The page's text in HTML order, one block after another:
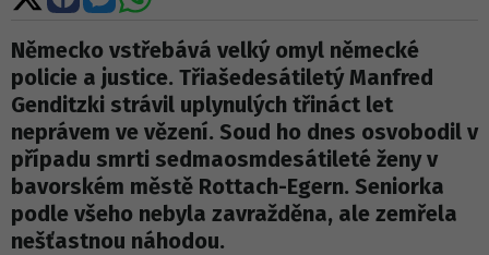
na
X
na
Facebooku
na
Messengeru
WhatsApp
Německo vstřebává velký omyl německé
policie a justice. Třiašedesátiletý Manfred
Genditzki strávil uplynulých třináct let
neprávem ve vězení. Soud ho dnes osvobodil v
případu smrti sedmaosmdesátileté ženy v
bavorském městě Rottach-Egern. Seniorka
podle všeho nebyla zavražděna, ale zemřela
nešťastnou náhodou.